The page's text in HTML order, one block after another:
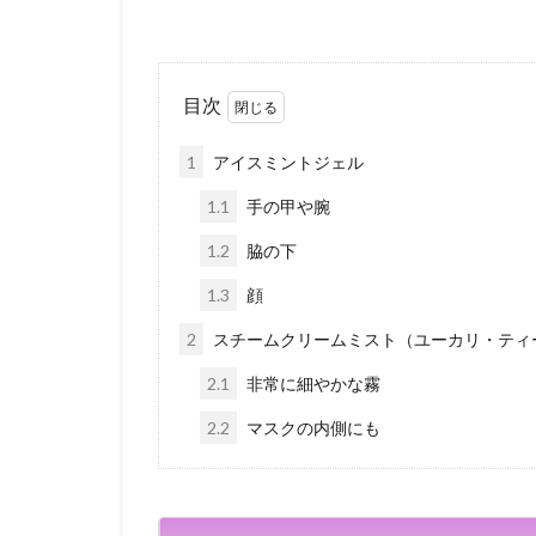
目次
1 アイスミントジェル
1.1 手の甲や腕
1.2 脇の下
1.3 顔
2 スチームクリームミスト（ユーカリ・ティ
2.1 非常に細やかな霧
2.2 マスクの内側にも